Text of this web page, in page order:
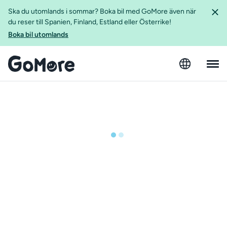
Ska du utomlands i sommar? Boka bil med GoMore även när
du reser till Spanien, Finland, Estland eller Österrike!
Boka bil utomlands